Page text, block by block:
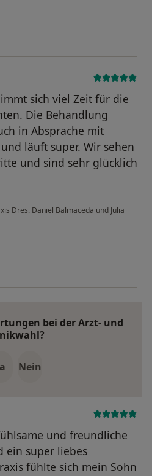
sich viel Zeit für die
Die Behandlung
in Absprache mit
läuft super. Wir sehen
und sind sehr glücklich
Dres. Daniel Balmaceda und Julia
bei der Arzt- und
Nein
und freundliche
ein super liebes
fühlte sich mein Sohn